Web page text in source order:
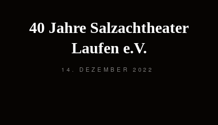
40 Jahre Salzachtheater
Laufen e.V.
14. DEZEMBER 2022